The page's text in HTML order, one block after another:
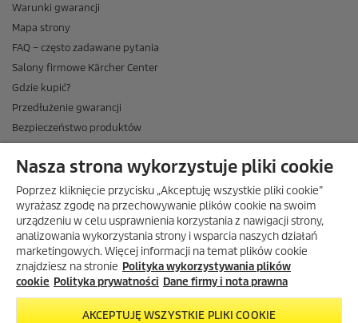
Warunki gwarancji
Mapa strony
FAQ – często zadawane pytania
Salony firmowe Kärcher Center
Gdzie kupić?
Przedłużenie gwarancji
Bezpieczeństwo produktów
Newsletter Kärcher
ADRES
BIURO OBSŁUGI KLIENTA
OPINIE O EKÄRCHER
DOSTAWA W EKÄRCHER
METODY PŁATNOŚCI DOSTĘPNE W EKÄRCHER
Nasza strona wykorzystuje pliki cookie
Poprzez kliknięcie przycisku „Akceptuję wszystkie pliki cookie”
wyrażasz zgodę na przechowywanie plików cookie na swoim
urządzeniu w celu usprawnienia korzystania z nawigacji strony,
analizowania wykorzystania strony i wsparcia naszych działań
marketingowych. Więcej informacji na temat plików cookie
znajdziesz na stronie Polityka wykorzystywania plików
cookie Polityka prywatności Dane firmy i nota prawna
AKCEPTUJĘ WSZYSTKIE PLIKI COOKIE